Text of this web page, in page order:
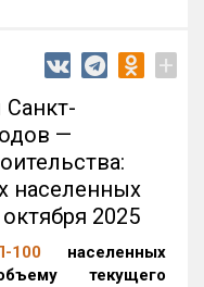
+
Санкт-
—
населенных
2025
100 населенных
текущего